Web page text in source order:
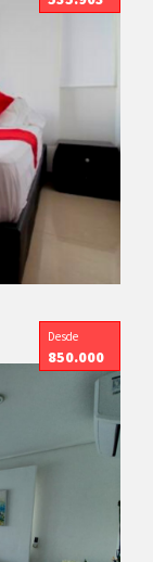
Desde
850.000